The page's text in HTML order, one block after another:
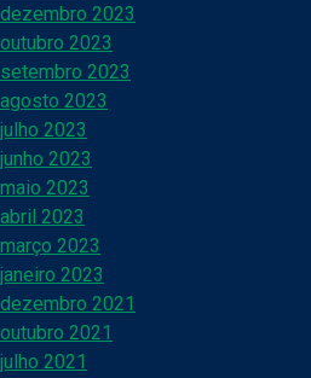
dezembro 2023
outubro 2023
setembro 2023
agosto 2023
julho 2023
junho 2023
maio 2023
abril 2023
março 2023
janeiro 2023
dezembro 2021
outubro 2021
julho 2021